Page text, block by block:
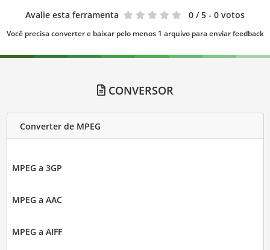
Avalie esta ferramenta 0 / 5 - 0 votos
Você precisa converter e baixar pelo menos 1 arquivo para enviar feedback
CONVERSOR
Converter de MPEG
MPEG a 3GP
MPEG a AAC
MPEG a AIFF